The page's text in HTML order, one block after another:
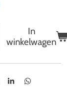
In
winkelwagen
S
D